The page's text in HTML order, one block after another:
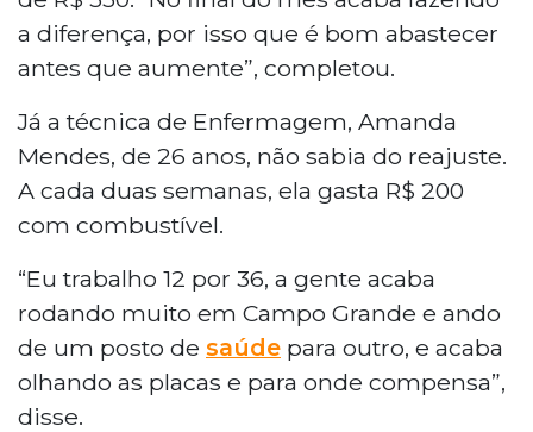
a diferença, por isso que é bom abastecer
antes que aumente”, completou.
Já a técnica de Enfermagem, Amanda
Mendes, de 26 anos, não sabia do reajuste.
A cada duas semanas, ela gasta R$ 200
com combustível.
“Eu trabalho 12 por 36, a gente acaba
rodando muito em Campo Grande e ando
de um posto de saúde para outro, e acaba
olhando as placas e para onde compensa”,
disse.